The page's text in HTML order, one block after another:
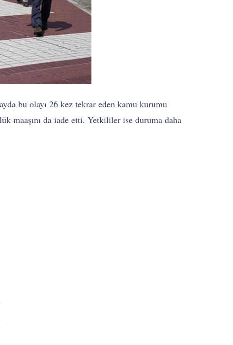
bu olayı 26 kez tekrar eden kamu kurumu
maaşını da iade etti. Yetkililer ise duruma daha